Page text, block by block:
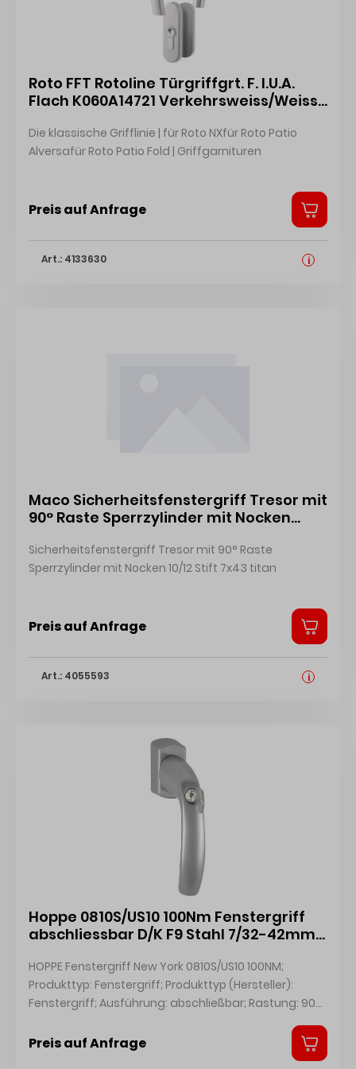
Roto FFT Rotoline Türgriffgrt. F. I.U.A.
Flach K060A14721 Verkehrsweiss/Weiss
Die klassische Grifflinie | für Roto NXfür Roto Patio
Alversafür Roto Patio Fold | Griffgarnituren
Preis auf Anfrage
Art.: 4133630 i
Maco Sicherheitsfenstergriff Tresor mit
90° Raste Sperrzylinder mit Nocken
Sicherheitsfenstergriff Tresor mit 90° Raste
Sperrzylinder mit Nocken 10/12 Stift 7x43 titan
Preis auf Anfrage
Art.: 4055593 i
Hoppe 0810S/US10 100Nm Fenstergriff
abschliessbar D/K F9 Stahl 7/32-42mm
10764223
HOPPE Fenstergriff New York 0810S/US10 100NM;
Produkttyp: Fenstergriff; Produkttyp (Hersteller):
Fenstergriff; Ausführung: abschließbar; Rastung: 90°;
Stütznocken: mit Stütznocken; Verriegelungsart: mit
Druckknopfzylinder,mit selbsttätiger Verriegelung;
Preis auf Anfrage